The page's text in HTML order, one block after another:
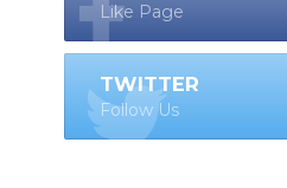
Like Page
TWITTER
Follow Us